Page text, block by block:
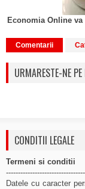
Economia Online
Comentarii
URMARESTE-NE PE
CONDITII LEGALE
Termeni si conditii
Datele cu caracter